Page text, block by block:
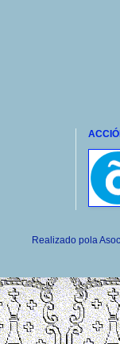
Realizado pola